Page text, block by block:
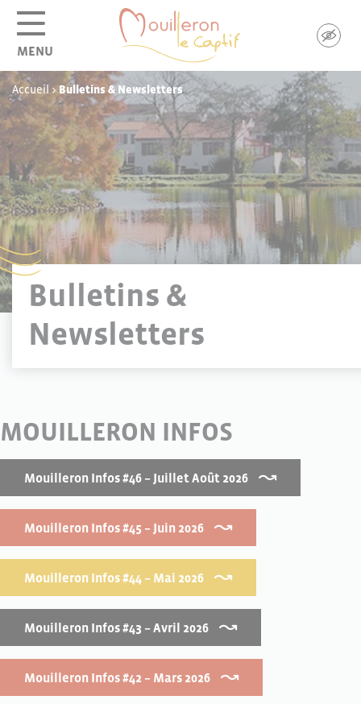
MENU
Accueil >Bulletins & Newsletters
Bulletins &
Newsletters
MOUILLERON INFOS
Mouilleron Infos #46 – Juillet Août 2026
Mouilleron Infos #45 – Juin 2026
Mouilleron Infos #44 – Mai 2026
Mouilleron Infos #43 – Avril 2026
Mouilleron Infos #42 – Mars 2026
Panneau de gestion des cookies